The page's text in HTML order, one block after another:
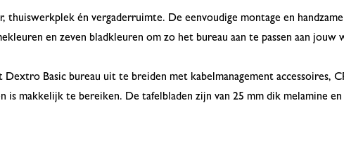
thuiswerkplek én vergaderruimte. De eenvoudige montage en
en zeven bladkleuren om zo het bureau aan te passen aan jouw
Basic bureau uit te breiden met kabelmanagement accessoires,
is makkelijk te bereiken. De tafelbladen zijn van 25 mm dik melamine